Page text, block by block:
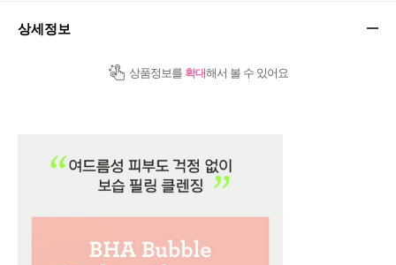
상세정보
상품정보를 확대해서 볼 수 있어요